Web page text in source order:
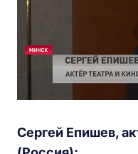
Сергей Епишев,